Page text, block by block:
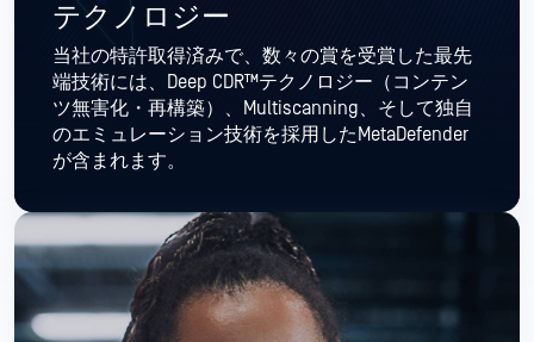
テクノロジー
当社の特許取得済みで、数々の賞を受賞した最先
端技術には、Deep CDR™テクノロジー（コンテン
ツ無害化・再構築）、Multiscanning、そして独自
のエミュレーション技術を採用したMetaDefender
が含まれます。